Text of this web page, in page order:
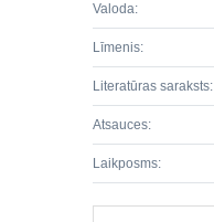
Valoda:
Līmenis:
Literatūras saraksts:
Atsauces:
Laikposms: